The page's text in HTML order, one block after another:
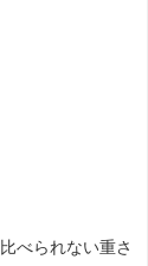
べられない重さ